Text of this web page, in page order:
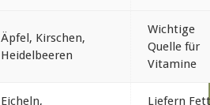
Äpfel, Kirschen,
Heidelbeeren
Wichtige
Quelle für
Vitamine
Eicheln,
Liefern